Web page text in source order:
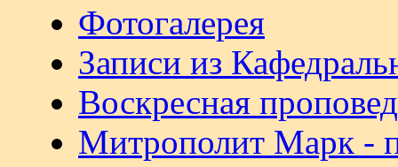
Фотогалерея
Записи из
Воскресная
Митрополит Марк -